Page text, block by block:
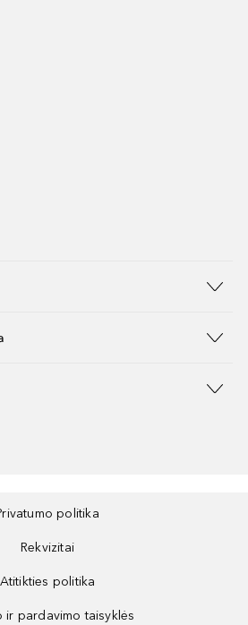
politika
Rekvizitai
Atitikties politika
ir pardavimo taisyklės